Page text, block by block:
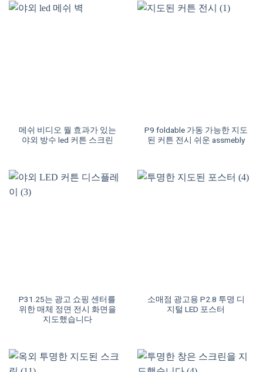
메쉬 비디오 월 효과가 있는
야외 방수 led 커튼 스크린
P9 foldable 가동 가능한 지도
된 커튼 전시 쉬운 assmebly
P31.25는 광고 쇼핑 센터를
위한 매체 정면 전시 화면을
지도했습니다
소매점 광고용 P2.8 투명 디
지털 LED 포스터